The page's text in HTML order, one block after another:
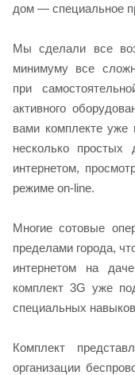
дом — специальное
Мы сделали все
минимуму все
при
активного
вами комплекте уже
несколько
интернетом,
режиме on-line.
Многие сотовые
пределами города,
интернетом на
комплект 3G уже
специальных
Комплект
организации